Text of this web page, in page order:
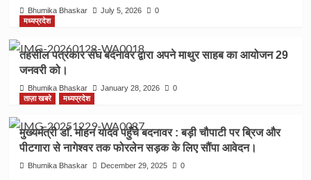
Bhumika Bhaskar July 5, 2026
0
मध्यप्रदेश
तहसील पत्रकार संघ बदनावर द्वारा अपने माथुर साहब का आयोजन 29
जनवरी को।
Bhumika Bhaskar January 28, 2026
0
ताज़ा खबरे
मध्यप्रदेश
मुख्यमंत्री डॉ. मोहन यादव पहुँचे बदनावर : बड़ी चौपाटी पर ब्रिज और
पीटगारा से नागेश्वर तक फोरलेन सड़क के लिए सौंपा आवेदन।
Bhumika Bhaskar December 29, 2025 0